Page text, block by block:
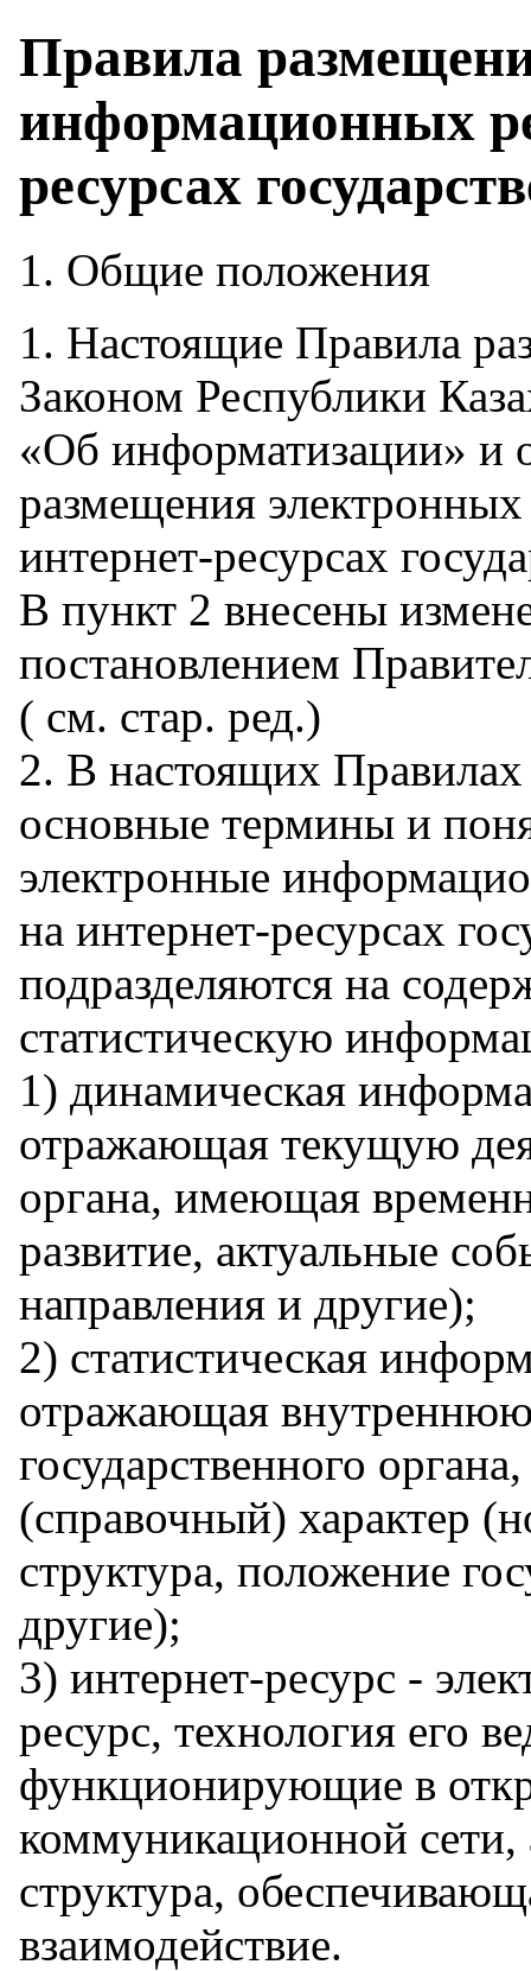
Правила
информационных
ресурсах
1. Общие положения
1. Настоящие Правила
Законом Республики
«Об информатизации» и
размещения
интернет-ресурсах
В пункт 2 внесены
постановлением
( см. стар. ред.)
2. В настоящих
основные термины и
электронные
на интернет-ресурсах
подразделяются на
статистическую
1) динамическая
отражающая текущую
органа, имеющая
развитие, актуальные
направления и другие);
2) статистическая
отражающая внутреннюю
государственного
(справочный) характер
структура, положение
другие);
3) интернет-ресурс -
ресурс, технология его
функционирующие в
коммуникационной сети,
структура,
взаимодействие.